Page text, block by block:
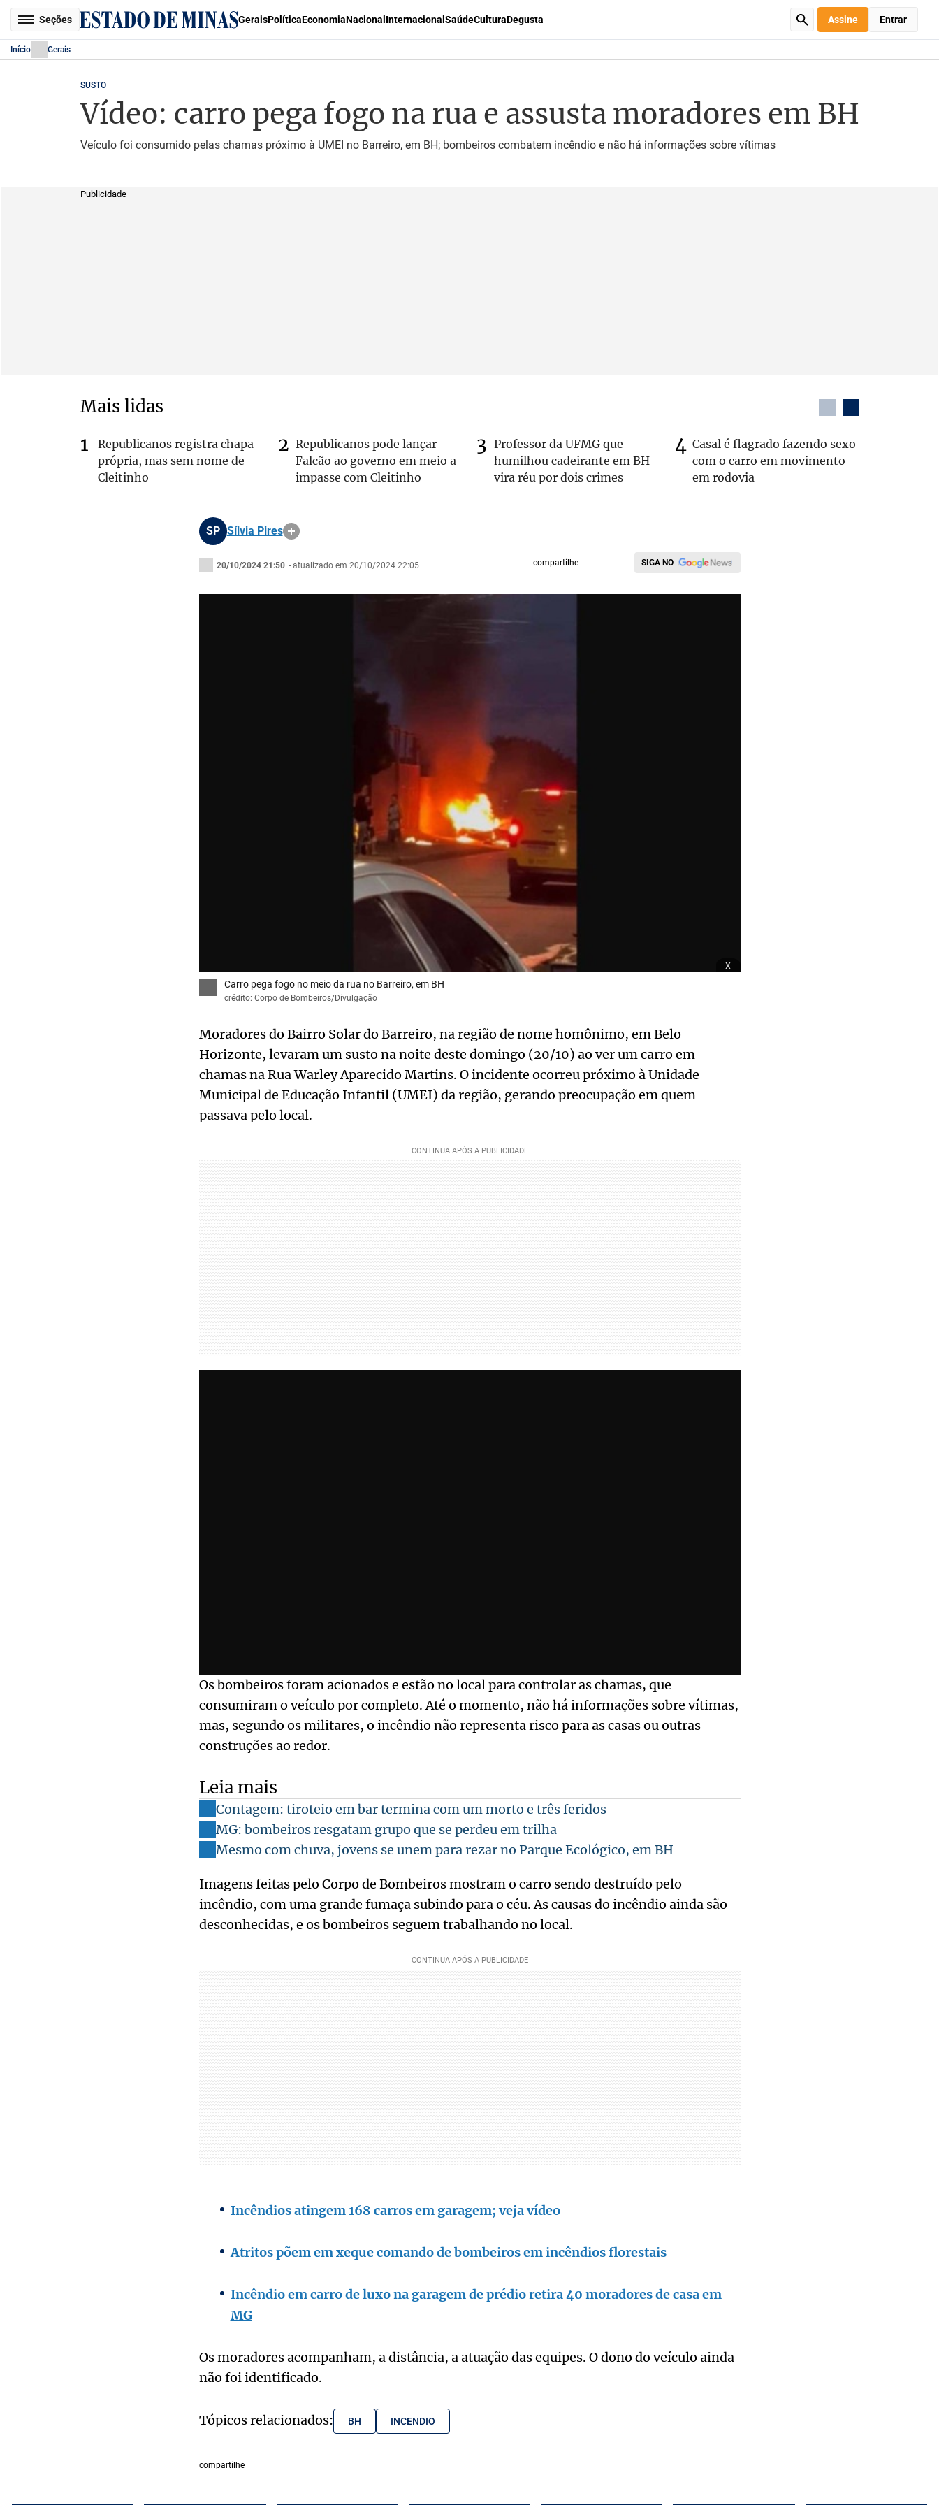
Seções GeraisPolíticaEconomiaNacional Internacional SaúdeCulturaDegusta Assine Entrar
Início Gerais
SUSTO
Vídeo: carro pega fogo na rua e assusta moradores em BH
Veículo foi consumido pelas chamas próximo à UMEI no Barreiro, em BH; bombeiros combatem incêndio e não há informações sobre vítimas
Publicidade
Mais lidas
Republicanos registra chapa
própria, mas sem nome de
Cleitinho
Republicanos pode lançar
Falcão ao governo em meio a
impasse com Cleitinho
Professor da UFMG que
humilhou cadeirante em BH
vira réu por dois crimes
Casal é flagrado fazendo sexo
com o carro em movimento
em rodovia
SP Sílvia Pires
20/10/2024 21:50 - atualizado em 20/10/2024 22:05 compartilhe SIGA NO
x
Carro pega fogo no meio da rua no Barreiro, em BH
crédito: Corpo de Bombeiros/Divulgação
Moradores do Bairro Solar do Barreiro, na região de nome homônimo, em Belo
Horizonte, levaram um susto na noite deste domingo (20/10) ao ver um carro em
chamas na Rua Warley Aparecido Martins. O incidente ocorreu próximo à Unidade
Municipal de Educação Infantil (UMEI) da região, gerando preocupação em quem
passava pelo local.
Os bombeiros foram acionados e estão no local para controlar as chamas, que
consumiram o veículo por completo. Até o momento, não há informações sobre vítimas,
mas, segundo os militares, o incêndio não representa risco para as casas ou outras
construções ao redor.
Leia mais
Contagem: tiroteio em bar termina com um morto e três feridos
MG: bombeiros resgatam grupo que se perdeu em trilha
Mesmo com chuva, jovens se unem para rezar no Parque Ecológico, em BH
Imagens feitas pelo Corpo de Bombeiros mostram o carro sendo destruído pelo
incêndio, com uma grande fumaça subindo para o céu. As causas do incêndio ainda são
desconhecidas, e os bombeiros seguem trabalhando no local.
Incêndios atingem 168 carros em garagem; veja vídeo
Atritos põem em xeque comando de bombeiros em incêndios florestais
Incêndio em carro de luxo na garagem de prédio retira 40 moradores de casa em
MG
Os moradores acompanham, a distância, a atuação das equipes. O dono do veículo ainda
não foi identificado.
Tópicos relacionados: BH INCENDIO
compartilhe